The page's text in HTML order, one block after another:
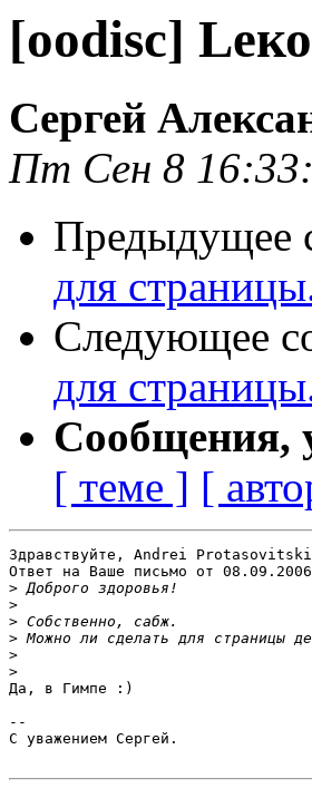
[oodisc]
Сергей
Пт Сен 8
Предыдущее
для
Следующее
для
Сообщения,
[ теме ] [
Здравствуйте, Andrei Protasovitski
Ответ на Ваше письмо от
>
>
>
>
>
>
Да, в Гимпе :)
--
С уважением Сергей.